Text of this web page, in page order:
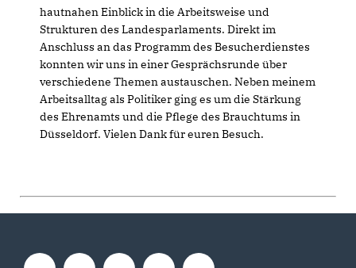
hautnahen Einblick in die Arbeitsweise und
Strukturen des Landesparlaments. Direkt im
Anschluss an das Programm des Besucherdienstes
konnten wir uns in einer Gesprächsrunde über
verschiedene Themen austauschen. Neben meinem
Arbeitsalltag als Politiker ging es um die Stärkung
des Ehrenamts und die Pflege des Brauchtums in
Düsseldorf. Vielen Dank für euren Besuch.